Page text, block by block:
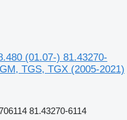
(01.07-) 81.43270-
TGS, TGX (2005-2021)
81.43270-6114